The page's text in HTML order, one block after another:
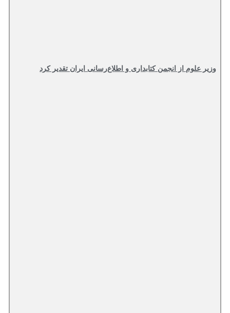
وزیر علوم از انجمن کتابداری و اطلاع‌رسانی ایران تقدیر کرد